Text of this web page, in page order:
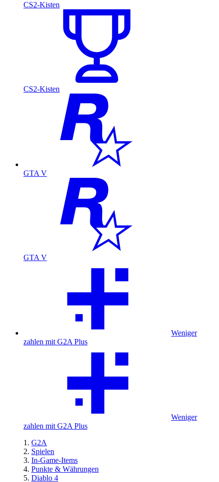
CS2-Kisten
CS2-Kisten
GTA V
GTA V
Weniger
zahlen mit G2A Plus
Weniger
zahlen mit G2A Plus
G2A
Spielen
In-Game-Items
Punkte & Währungen
Diablo 4